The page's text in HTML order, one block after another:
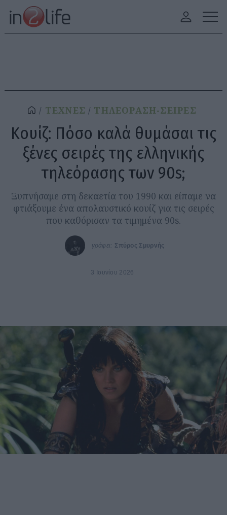
ΤΕΧΝΕΣ ΤΗΛΕΟΡΑΣΗ-ΣΕΙΡΕΣ
Kουίζ: Πόσο καλά θυμάσαι τις
ξένες σειρές της ελληνικής
τηλεόρασης των 90s;
Ξυπνήσαμε στη δεκαετία του 1990 και είπαμε να
φτιάξουμε ένα απολαυστικό κουίζ για τις σειρές
που καθόρισαν τα τιμημένα 90s.
γράφει: Σπύρος Σμυρνής
3 Ιουνίου 2026